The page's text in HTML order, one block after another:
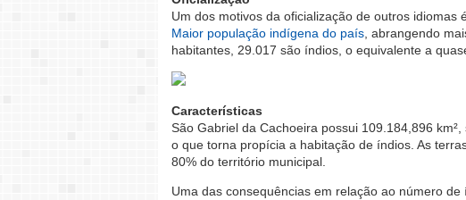
Um dos motivos da oficialização de outros
Maior população indígena do país , abrangendo
habitantes, 29.017 são índios, o equivalente a
Características
São Gabriel da Cachoeira possui 109.184,896
o que torna propícia a habitação de índios. As
80% do território municipal.
Uma das consequências em relação ao número